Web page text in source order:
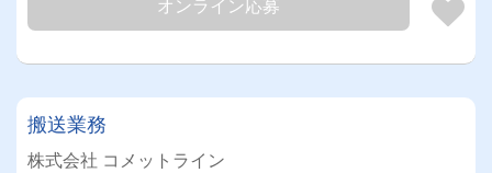
オンライン応募
搬送業務
株式会社 コメットライン